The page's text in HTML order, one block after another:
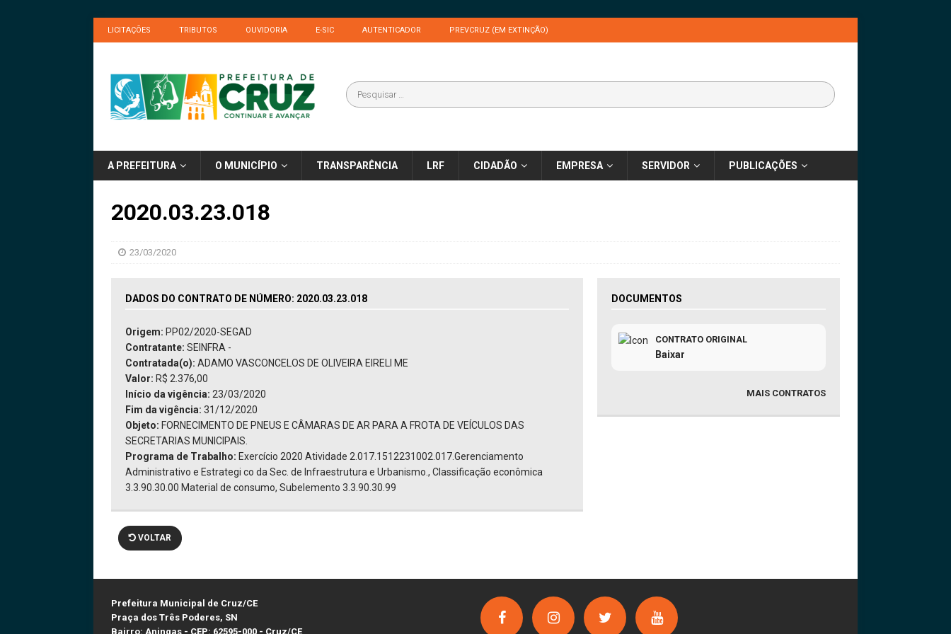
LICITAÇÕES TRIBUTOS OUVIDORIA E-SIC AUTENTICADOR PREVCRUZ (EM EXTINÇÃO)
A PREFEITURA O MUNICÍPIO TRANSPARÊNCIA LRF CIDADÃO EMPRESA SERVIDOR PUBLICAÇÕES
2020.03.23.018
23/03/2020
DADOS DO CONTRATO DE NÚMERO: 2020.03.23.018
Origem: PP02/2020-SEGAD
Contratante: SEINFRA -
Contratada(o): ADAMO VASCONCELOS DE OLIVEIRA EIRELI ME
Valor: R$ 2.376,00
Início da vigência: 23/03/2020
Fim da vigência: 31/12/2020
Objeto: FORNECIMENTO DE PNEUS E CÂMARAS DE AR PARA A FROTA DE VEÍCULOS DAS
SECRETARIAS MUNICIPAIS.
Programa de Trabalho: Exercício 2020 Atividade 2.017.1512231002.017.Gerenciamento
Administrativo e Estrategi co da Sec. de Infraestrutura e Urbanismo., Classificação econômica
3.3.90.30.00 Material de consumo, Subelemento 3.3.90.30.99
DOCUMENTOS
CONTRATO ORIGINAL
Baixar
MAIS CONTRATOS
VOLTAR
Prefeitura Municipal de Cruz/CE
Praça dos Três Poderes, SN
Bairro: Aningas - CEP: 62595-000 - Cruz/CE